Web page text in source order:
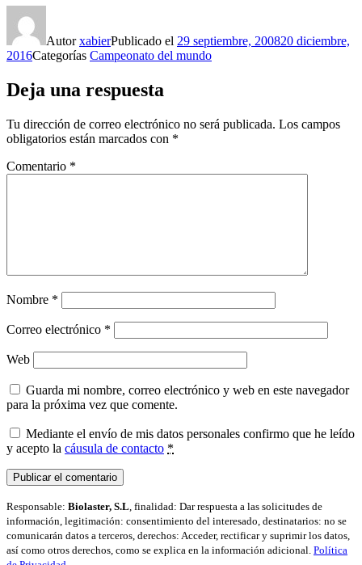
AutorxabierPublicado el 29 septiembre, 200820 diciembre,
2016Categorías Campeonato del mundo
Deja una respuesta
Tu dirección de correo electrónico no será publicada. Los campos
obligatorios están marcados con *
Comentario *
Nombre *
Correo electrónico *
Web
Guarda mi nombre, correo electrónico y web en este navegador
para la próxima vez que comente.
Mediante el envío de mis datos personales confirmo que he leído
y acepto la cáusula de contacto *
Responsable: Biolaster, S.L , finalidad: Dar respuesta a las solicitudes de
información, legitimación: consentimiento del interesado, destinatarios: no se
comunicarán datos a terceros, derechos: Acceder, rectificar y suprimir los datos,
así como otros derechos, como se explica en la información adicional. Política